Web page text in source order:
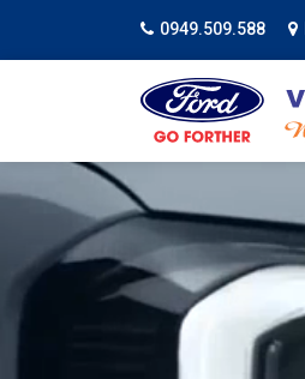
0949.509.588